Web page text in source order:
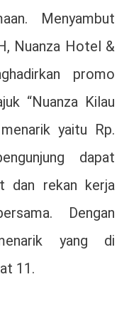
Menyambut
Nuanza Hotel &
promo
“Nuanza Kilau
yaitu Rp.
dapat
dan rekan kerja
Dengan
yang di
11.